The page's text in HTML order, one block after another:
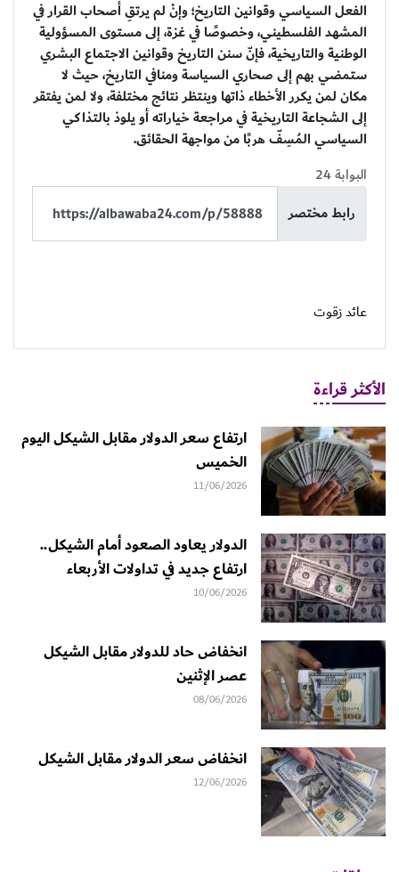
الفعل السياسي وقوانين التاريخ؛ وإنْ لم يرتقِ أصحاب القرار في
المشهد الفلسطيني، وخصوصًا في غزة، إلى مستوى المسؤولية
الوطنية والتاريخية، فإنّ سنن التاريخ وقوانين الاجتماع البشري
ستمضي بهم إلى صحاري السياسة ومنافي التاريخ، حيث لا
مكان لمن يكرر الأخطاء ذاتها وينتظر نتائج مختلفة، ولا لمن يفتقر
إلى الشجاعة التاريخية في مراجعة خياراته أو يلوذ بالتذاكي
السياسي المُسِفّ هربًا من مواجهة الحقائق.
البوابة 24
رابط مختصر
عائد زقوت
الأكثر قراءة
ارتفاع سعر الدولار مقابل الشيكل اليوم
الخميس
11/06/2026
الدولار يعاود الصعود أمام الشيكل..
ارتفاع جديد في تداولات الأربعاء
10/06/2026
انخفاض حاد للدولار مقابل الشيكل
عصر الإثنين
08/06/2026
انخفاض سعر الدولار مقابل الشيكل
12/06/2026